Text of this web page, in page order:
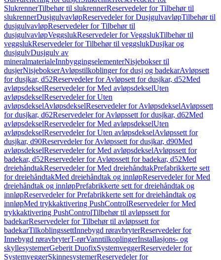
SlukrennerTilbehør til slukrennerReservedeler for Tilbehør til
slukrennerDusjgulvavløpReservedeler for DusjgulvavløpTilbehør til
dusjgulvavløpReservedeler for Tilbehør til
dusjgulvavløpVeggslukReservedeler for VeggslukTilbehør til
veggslukReservedeler for Tilbehør til veggslukDusjkar og
dusjgulvDusjgulv av
mineralmaterialeInnbyggingselementerNisjebokser til
dusjerNisjebokserAvløpstilkoblinger for dusj og badekarAvløpsett
for dusjkar, d52Reservedeler for Avløpsett for dusjkar, d52Med
avløpsdekselReservedeler for Med avløpsdekselUten
avløpsdekselReservedeler for Uten
avløpsdekselAvløpsdekselReservedeler for AvløpsdekselAvløpssett
for dusjkar, d62Reservedeler for Avløpssett for dusjkar, d62Med
avløpsdekselReservedeler for Med avløpsdekselUten
avløpsdekselReservedeler for Uten avløpsdekselAvløpssett for
dusjkar, d90Reservedeler for Avløpssett for dusjkar, d90Med
avløpsdekselReservedeler for Med avløpsdekselAvløpssett for
badekar, d52Reservedeler for Avløpssett for badekar, d52Med
dreiehåndtakReservedeler for Med dreiehåndtakPrefabrikkerte sett
for dreiehåndtakMed dreiehåndtak og innløpReservedeler for Med
dreiehåndtak og innløpPrefabrikkerte sett for dreiehåndtak og
innløpReservedeler for Prefabrikkerte sett for dreiehåndtak og
innløpMed trykkaktivering PushControlReservedeler for Med
trykkaktivering PushControlTilbehør til avløpssett for
badekarReservedeler for Tilbehør til avløpssett for
badekarTilkoblingssettInnebygd røravbryterReservedeler for
Innebygd røravbryterT-rørVanntilkoplingerInstallasjons- og
skyllesystemerGeberit DuofixSystemveggerReservedeler for
SystemveggerSkinnesystemerReservedeler for